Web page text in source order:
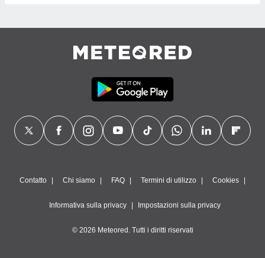
Contatto Chi siamo FAQ Termini di utilizzo Cookies
Informativa sulla privacy Impostazioni sulla privacy
© 2026 Meteored. Tutti i diritti riservati